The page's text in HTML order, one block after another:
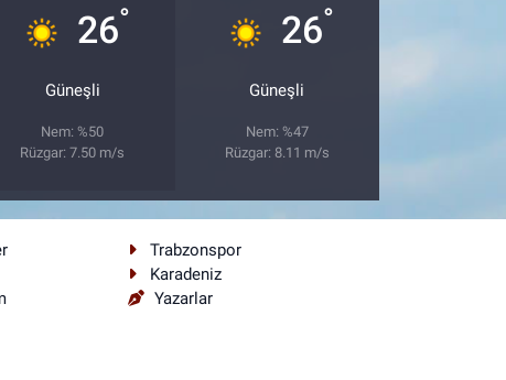
26°
Güneşli
Nem: %50
Rüzgar: 7.50 m/s
26°
Güneşli
Nem: %47
Rüzgar: 8.11 m/s
Trabzonspor
Karadeniz
Yazarlar